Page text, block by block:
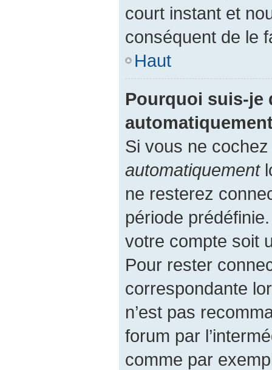
court instant et
conséquent de le
Haut
Pourquoi suis-je
Si vous ne
automatiquement
ne resterez
période
votre compte soit
Pour rester
correspondante
n’est pas
forum par
comme par